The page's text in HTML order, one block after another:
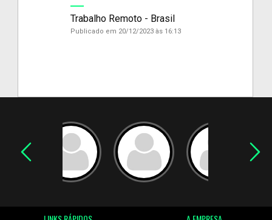
Trabalho Remoto - Brasil
Publicado em 20/12/2023 às 16:13